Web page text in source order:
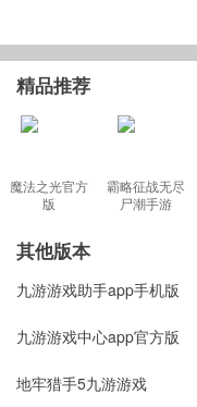
为前作原班人马。游戏延
有百种宠物、全新战斗
情、玩法等几个维度感受
九游怪物x联盟2正版游
【海量萌宠 满足收集欲望】
《怪物x联盟2》相比《怪
经过不同的培养会具有
宠物的收集体验正是游
培养属于自己的宠物，
于这种区隔性，许多前
爱宠物产生了深厚的感情
精品推荐
魔法之光官方
版
霸略征战无尽
尸潮手游
其他版本
九游游戏助手app手机版
九游游戏中心app官方版
地牢猎手5九游游戏